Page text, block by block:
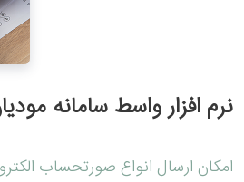
نرم افزار واسط سامانه
امکان ارسال انواع صورتحساب